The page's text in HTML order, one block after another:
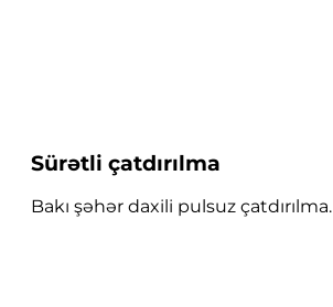
Sürətli çatdırılma
Bakı şəhər daxili pulsuz çatdırılma.